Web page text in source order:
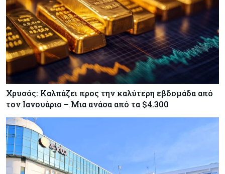
Χρυσός: Καλπάζει προς την καλύτερη εβδομάδα από
τον Ιανουάριο – Μια ανάσα από τα $4.300